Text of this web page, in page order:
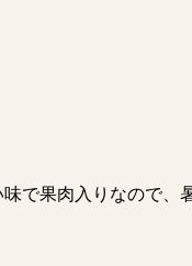
で果肉入りなので、